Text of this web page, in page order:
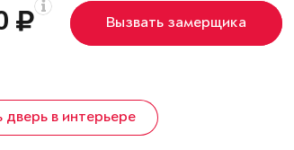
Вызвать замерщика
в интерьере